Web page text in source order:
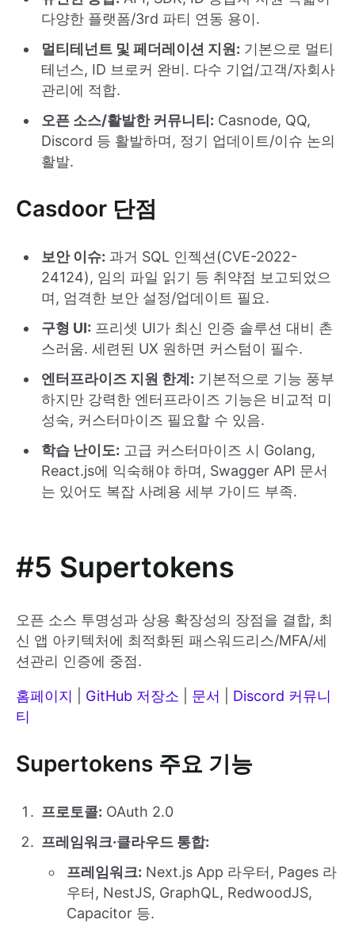
다양한 플랫폼/3rd 파티 연동 용이.
멀티테넌트 및 페더레이션 지원: 기본으로 멀티
테넌스, ID 브로커 완비. 다수 기업/고객/자회사
관리에 적합.
오픈 소스/활발한 커뮤니티: Casnode, QQ,
Discord 등 활발하며, 정기 업데이트/이슈 논의
활발.
Casdoor 단점
보안 이슈: 과거 SQL 인젝션(CVE-2022-
24124), 임의 파일 읽기 등 취약점 보고되었으
며, 엄격한 보안 설정/업데이트 필요.
구형 UI: 프리셋 UI가 최신 인증 솔루션 대비 촌
스러움. 세련된 UX 원하면 커스텀이 필수.
엔터프라이즈 지원 한계: 기본적으로 기능 풍부
하지만 강력한 엔터프라이즈 기능은 비교적 미
성숙, 커스터마이즈 필요할 수 있음.
학습 난이도: 고급 커스터마이즈 시 Golang,
React.js에 익숙해야 하며, Swagger API 문서
는 있어도 복잡 사례용 세부 가이드 부족.
#5 Supertokens
오픈 소스 투명성과 상용 확장성의 장점을 결합, 최
신 앱 아키텍처에 최적화된 패스워드리스/MFA/세
션관리 인증에 중점.
홈페이지 GitHub 저장소 문서
Discord 커뮤니
티
Supertokens 주요 기능
프로토콜: OAuth 2.0
프레임워크·클라우드 통합:
프레임워크: Next.js App 라우터, Pages 라
우터, NestJS, GraphQL, RedwoodJS,
Capacitor 등.